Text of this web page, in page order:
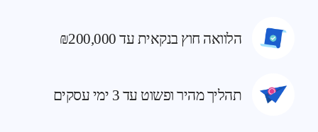
הלוואה חוץ בנקאית עד ₪200,000
תהליך מהיר ופשוט עד 3 ימי עסקים